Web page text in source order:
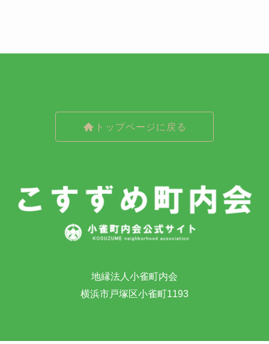
トップページに戻る
地縁法人小雀町内会
横浜市戸塚区小雀町1193